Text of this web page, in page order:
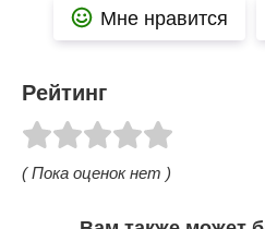
Мне нравится
Рейтинг
( Пока оценок нет )